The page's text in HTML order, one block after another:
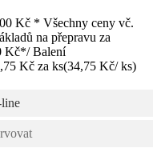
Kč * Všechny ceny vč.
na přepravu za
Kč*/ Balení
Kč za ks(34,75 Kč/ ks)